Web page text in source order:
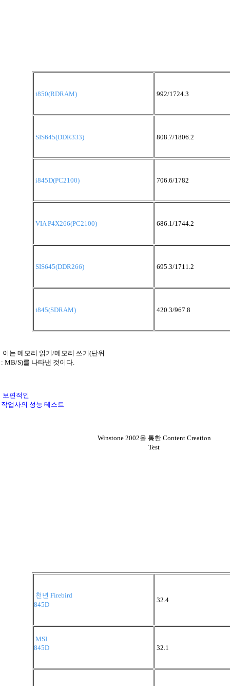
i850(RDRAM) 992/1724.3
SIS645(DDR333) 808.7/1806.2
i845D(PC2100) 706.6/1782
VIA P4X266(PC2100) 686.1/1744.2
SIS645(DDR266) 695.3/1711.2
i845(SDRAM) 420.3/967.8
이는 메모리 읽기/메모리 쓰기(단위
: MB/S)를 나타낸 것이다.
보편적인
작업사의 성능 테스트
Winstone 2002을 통한 Content Creation
Test
천년 Firebird
845D
32.4
MSI
845D
32.1